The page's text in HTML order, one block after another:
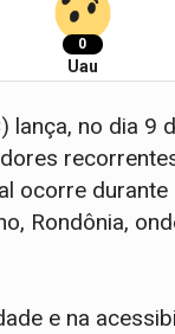
0
Uau
lança, no dia 9
ocorre
Rondônia,
e na